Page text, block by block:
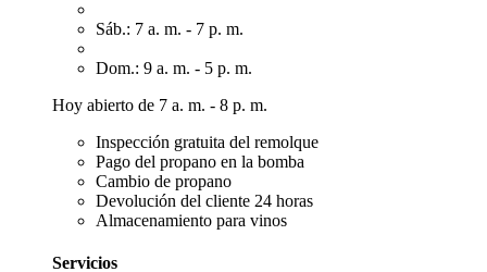
Sáb.: 7 a. m. - 7 p. m.
Dom.: 9 a. m. - 5 p. m.
Hoy abierto de 7 a. m. - 8 p. m.
Inspección gratuita del remolque
Pago del propano en la bomba
Cambio de propano
Devolución del cliente 24 horas
Almacenamiento para vinos
Servicios